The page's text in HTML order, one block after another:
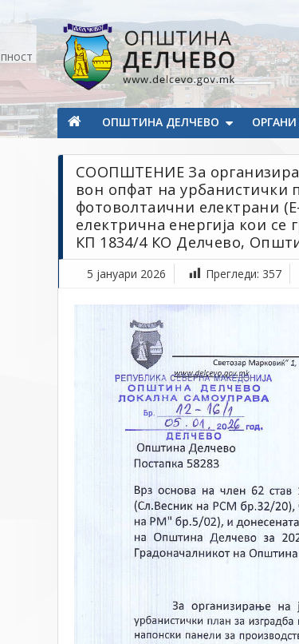
Општина Делчево
Општина Делчево
ОПШТИНА ДЕЛЧЕВО
СООПШТЕНИЕ За
вон опфат на урбанистички
фотоволтаични електрани
електрична енергија кои
КП 1834/4 КО Делчево,
5 јануари 2026 Прегледи: 357